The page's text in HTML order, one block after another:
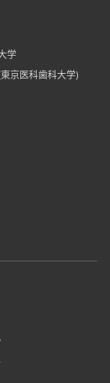
学
京医科歯科大学)